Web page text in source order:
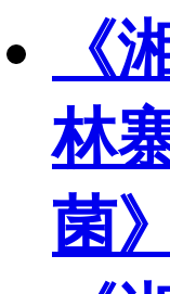
《
林
菌